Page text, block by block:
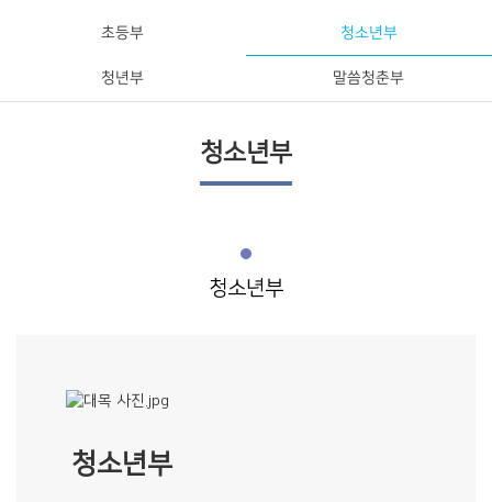
초등부 청소년부
청년부 말씀청춘부
청소년부
청소년부
청소년부